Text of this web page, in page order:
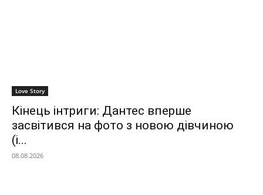
Love Story
Кінець інтриги: Дантес вперше
засвітився на фото з новою дівчиною
(і...
08.08.2026